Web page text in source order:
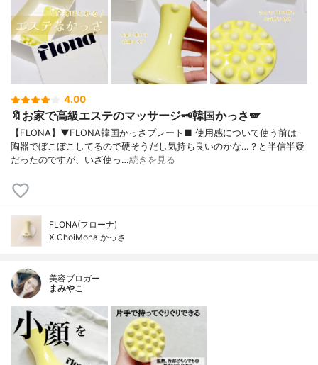
4.00
🔖お家で高級エステのマッサージ🗝韓国かっさ🪽
【FLONA】▼FLONA韓国かっさプレート■ 使用感について使う前は
陶器でぼこぼこしてるので硬そうだし気持ち良いのかな…？と半信半疑
だったのですが、いざ使っ…続きを見る
FLONA(フローナ)
X ChoiMona かっさ
美容ブロガー
まみやこ